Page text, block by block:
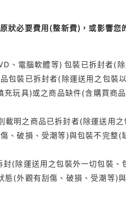
狀必要費用(整新費)，或影響您
、電腦軟體等) 包裝已拆封者(
包裝已拆封者(除運送用之包裝
玩具)或之商品缺件(含購買商
明之商品已拆封者(除運送用
、破損、受潮等)與包裝不完整(
(除運送用之包裝外一切包裝、
(外觀有刮傷、破損、受潮等)